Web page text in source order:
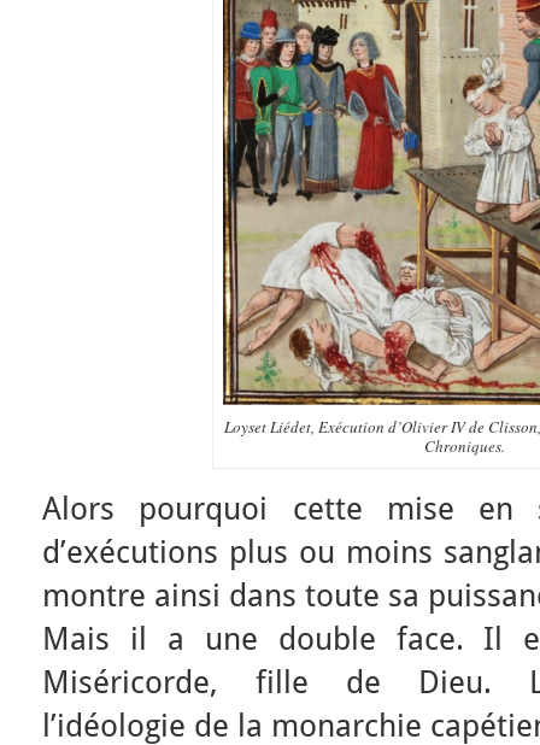
Loyset Liédet, Exécution d’Olivier IV de
Chroniques.
Alors pourquoi cette mise en
d’exécutions plus ou moins
montre ainsi dans toute sa
Mais il a une double face. Il
Miséricorde, fille de Dieu.
l’idéologie de la monarchie